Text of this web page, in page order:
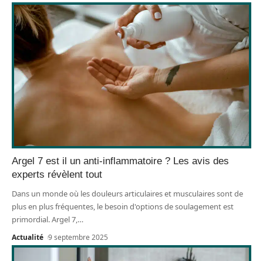
Argel 7 est il un anti-inflammatoire ? Les avis des
experts révèlent tout
Dans un monde où les douleurs articulaires et musculaires sont de
plus en plus fréquentes, le besoin d'options de soulagement est
primordial. Argel 7, …
Actualité 9 septembre 2025